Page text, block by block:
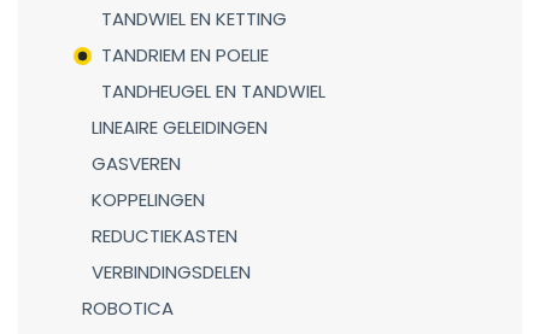
TANDWIEL EN KETTING
TANDRIEM EN POELIE
TANDHEUGEL EN TANDWIEL
LINEAIRE GELEIDINGEN
GASVEREN
KOPPELINGEN
REDUCTIEKASTEN
VERBINDINGSDELEN
ROBOTICA